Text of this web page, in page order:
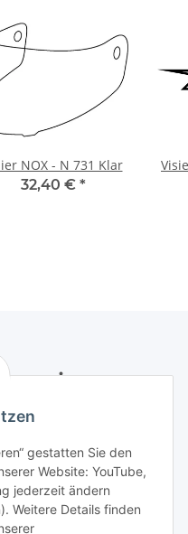
gestatten Sie den
Website: YouTube,
jederzeit ändern
Weitere Details finden
NOX - N 731 Klar
32,40 € *
Ihrer
per E-Mail zu.
Abonnieren